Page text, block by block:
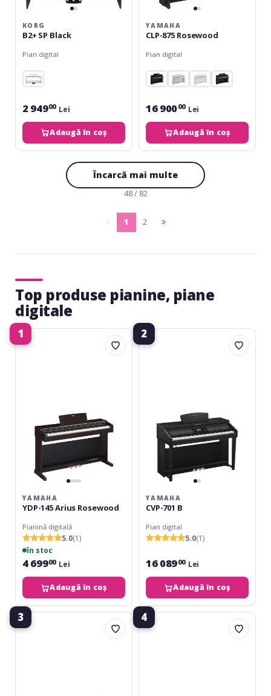
KORG
B2+ SP Black
Pian digital
2 94900 Lei
Adaugă în coș
YAMAHA
CLP-875 Rosewood
Pian digital
16 90000 Lei
Adaugă în coș
Încarcă mai multe
48 / 82
pagina
1
(current)
2
pagina
Top produse pianine, piane
digitale
1
Yamaha
YDP-
YAMAHA
YDP-145 Arius Rosewood
Pianină digitală
5.0(1)
în stoc
4 69900 Lei
Adaugă în coș
2
Yamaha
CVP-
YAMAHA
CVP-701 B
Pian digital
5.0(1)
16 08900 Lei
Adaugă în coș
3
Yamaha
YDP-
4
Flame
B97